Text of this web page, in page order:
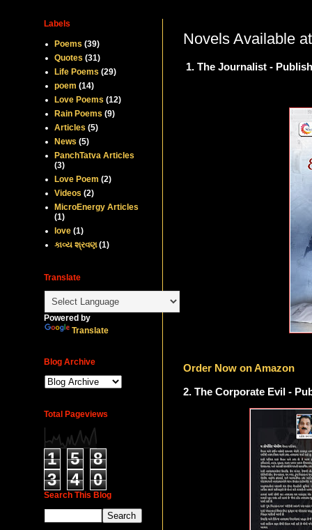
Novels Available
1. The Journalist -
Order Now on Amazon
2. The Corporate Evil -
Labels
Poems (39)
Quotes (31)
Life Poems (29)
poem (14)
Love Poems (12)
Rain Poems (9)
Articles (5)
News (5)
PanchTatva Articles
(3)
Love Poem (2)
Videos (2)
MicroEnergy Articles
(1)
love (1)
કાવ્ય શ્રવણ (1)
Translate
Powered by
Translate
Blog Archive
Total Pageviews
1 5
8
3
4 0
Search This Blog